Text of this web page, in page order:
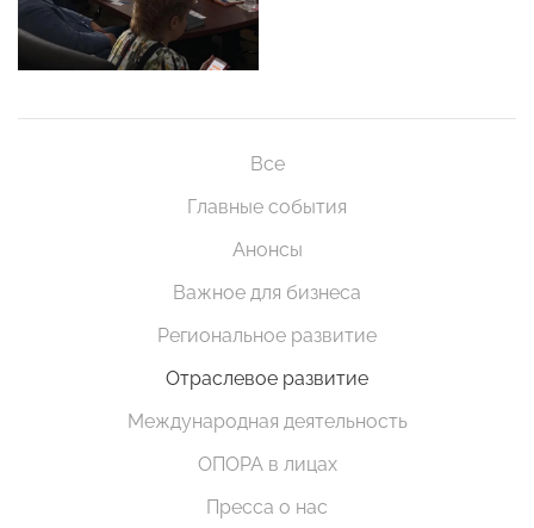
Все
Главные события
Анонсы
Важное для бизнеса
Региональное развитие
Отраслевое развитие
Международная деятельность
ОПОРА в лицах
Пресса о нас